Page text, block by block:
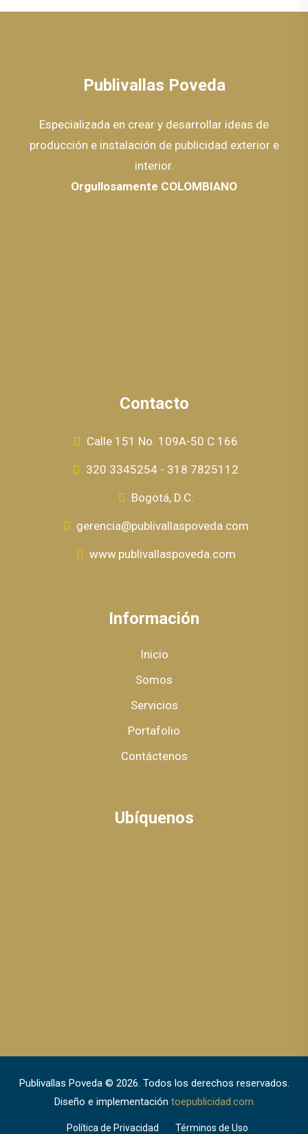
Publivallas Poveda
Especializada en crear y desarrollar ideas de
producción e instalación de publicidad exterior e
interior.
Orgullosamente COLOMBIANO
Contacto
Calle 151 No. 109A-50 C 166
320 3345254 - 318 7825112
Bogotá, D.C.
gerencia@publivallaspoveda.com
www.publivallaspoveda.com
Información
Inicio
Somos
Servicios
Portafolio
Contáctenos
Ubíquenos
Publivallas Poveda © 2026. Todos los derechos reservados.
Diseño e implementación toepublicidad.com
Política de Privacidad Términos de Uso